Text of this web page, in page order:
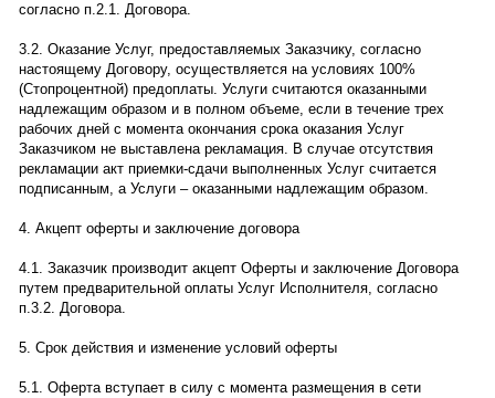
согласно п.2.1. Договора.
3.2. Оказание Услуг, предоставляемых Заказчику, согласно
настоящему Договору, осуществляется на условиях 100%
(Стопроцентной) предоплаты. Услуги считаются оказанными
надлежащим образом и в полном объеме, если в течение трех
рабочих дней с момента окончания срока оказания Услуг
Заказчиком не выставлена рекламация. В случае отсутствия
рекламации акт приемки-сдачи выполненных Услуг считается
подписанным, а Услуги – оказанными надлежащим образом.
4. Акцепт оферты и заключение договора
4.1. Заказчик производит акцепт Оферты и заключение Договора
путем предварительной оплаты Услуг Исполнителя, согласно
п.3.2. Договора.
5. Срок действия и изменение условий оферты
5.1. Оферта вступает в силу с момента размещения в сети